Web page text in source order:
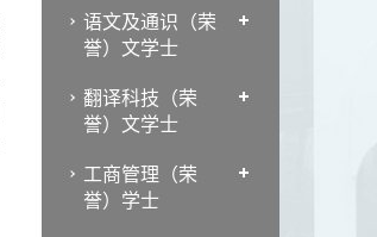
语文及通识（荣
誉）文学士
翻译科技（荣
誉）文学士
工商管理（荣
誉）学士